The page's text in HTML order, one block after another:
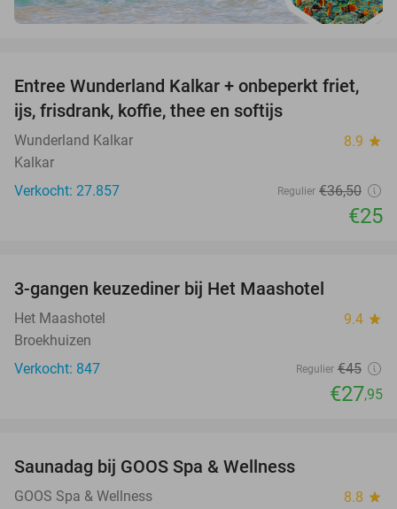
32%
Entree Wunderland Kalkar + onbeperkt friet,
ijs, frisdrank, koffie, thee en softijs
Wunderland Kalkar 8.9 star
Kalkar
Verkocht: 27.857
Regulier €36,50
€25
3-gangen keuzediner bij Het Maashotel
Het Maashotel 9.4 star
Broekhuizen
Verkocht: 847
Regulier €45
€27,95
Saunadag bij GOOS Spa & Wellness
GOOS Spa & Wellness 8.8 star